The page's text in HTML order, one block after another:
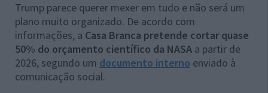
Trump parece querer mexer em tudo e não será um
plano muito organizado. De acordo com
informações, a Casa Branca pretende cortar quase
50% do orçamento científico da NASA a partir de
2026, segundo um documento interno enviado à
comunicação social.